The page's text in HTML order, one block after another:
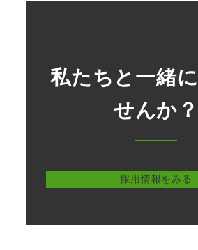
私たちと一緒
せんか？
採用情報をみる